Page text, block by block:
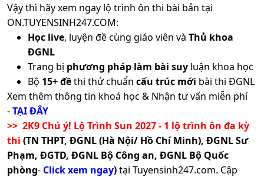
Vậy thì hãy xem ngay lộ trình ôn thi bài bản tại
ON.TUYENSINH247.COM:
Học live, luyện đề cùng giáo viên và Thủ khoa
ĐGNL
Trang bị phương pháp làm bài suy luận khoa học
Bộ 15+ đềthi thử chuẩn cấu trúc mới bài thi ĐGNL
Xem thêm thông tin khoá học & Nhận tư vấn miễn phí
-TẠI ĐÂY
>> 2K9 Chú ý! Lộ Trình Sun 2027 - 1 lộ trình ôn đa kỳ
thi (TN THPT, ĐGNL (Hà Nội/ Hồ Chí Minh), ĐGNL Sư
Phạm, ĐGTD, ĐGNL Bộ Công an, ĐGNL Bộ Quốc
phòng- Click xem ngay)tại Tuyensinh247.com. Cập